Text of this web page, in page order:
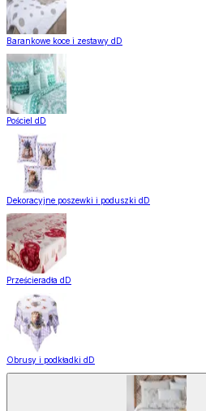
Barankowe koce i zestawy dD
Pościel dD
Dekoracyjne poszewki i poduszki dD
Prześcieradła dD
Obrusy i podkładki dD